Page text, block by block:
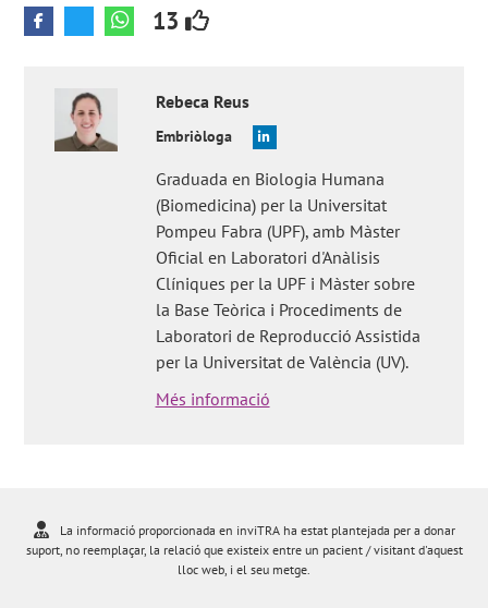
13
Rebeca Reus
Embriòloga
Graduada en Biologia Humana
(Biomedicina) per la Universitat
Pompeu Fabra (UPF), amb Màster
Oficial en Laboratori d'Anàlisis
Clíniques per la UPF i Màster sobre
la Base Teòrica i Procediments de
Laboratori de Reproducció Assistida
per la Universitat de València (UV).
Més informació
La informació proporcionada en inviTRA ha estat plantejada per a donar
suport, no reemplaçar, la relació que existeix entre un pacient / visitant d'aquest
lloc web, i el seu metge.